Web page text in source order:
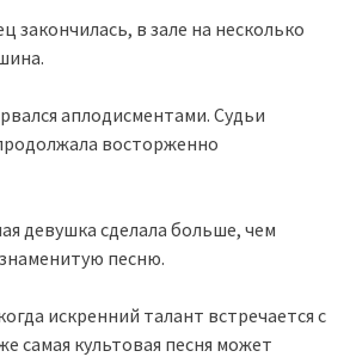
закончилась, в зале на несколько
аплодисментами. Судьи
восторженно
девушка сделала больше, чем
песню.
искренний талант встречается с
самая культовая песня может